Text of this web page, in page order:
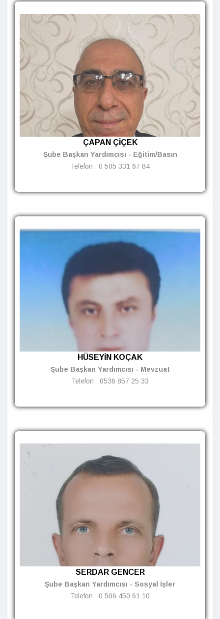
ÇAPAN ÇİÇEK
Şube Başkan Yardımcısı - Eğitim/Basın
Telefon : 0 505 331 67 84
HÜSEYİN KOÇAK
Şube Başkan Yardımcısı - Mevzuat
Telefon : 0536 857 25 33
SERDAR GENCER
Şube Başkan Yardımcısı - Sosyal İşler
Telefon : 0 506 450 61 10